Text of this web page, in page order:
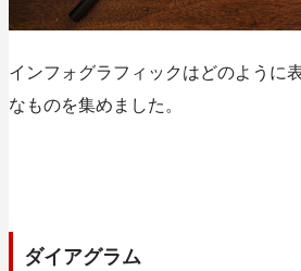
インフォグラフィックはどのように
なものを集めました。
ダイアグラム